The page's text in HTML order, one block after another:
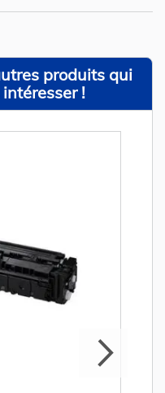
produits qui
!